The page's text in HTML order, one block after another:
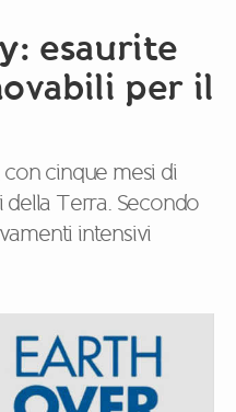
esaurite
per il
cinque mesi di
della Terra. Secondo
intensivi